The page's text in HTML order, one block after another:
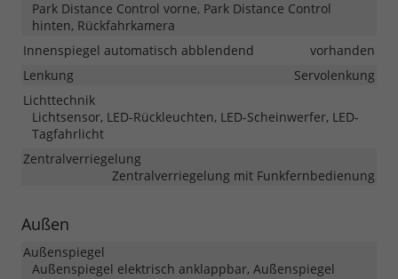
Park Distance Control vorne, Park Distance Control
hinten, Rückfahrkamera
Innenspiegel automatisch abblendend
vorhanden
Lenkung
Servolenkung
Lichttechnik
Lichtsensor, LED-Rückleuchten, LED-Scheinwerfer, LED-
Tagfahrlicht
Zentralverriegelung
Zentralverriegelung mit Funkfernbedienung
Außen
Außenspiegel
Außenspiegel elektrisch anklappbar, Außenspiegel